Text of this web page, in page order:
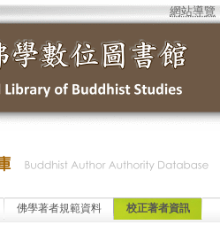
網站導覽
佛學著者規範資料 校正著者資訊